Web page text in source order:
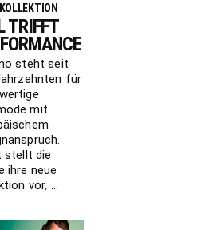
TRIFFT
steht seit
für
mit
stellt die
ihre neue
vor, ...